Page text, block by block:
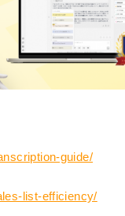
guide/
list-efficiency/